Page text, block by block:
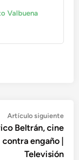
Valbuena
Artículo siguiente
Beltrán, cine
contra engaño |
Televisión